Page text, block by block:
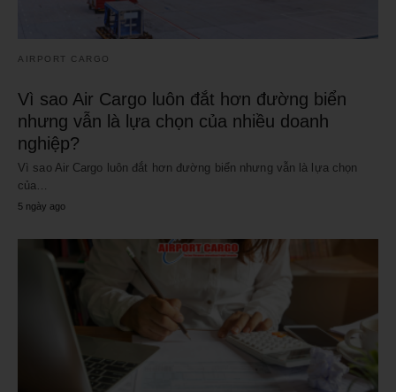
AIRPORT CARGO
Vì sao Air Cargo luôn đắt hơn đường biển
nhưng vẫn là lựa chọn của nhiều doanh
nghiệp?
Vì sao Air Cargo luôn đắt hơn đường biển nhưng vẫn là lựa chọn
của…
5 ngày ago